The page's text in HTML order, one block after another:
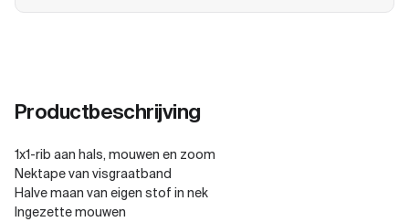
Productbeschrijving
1x1-rib aan hals, mouwen en zoom
Nektape van visgraatband
Halve maan van eigen stof in nek
Ingezette mouwen